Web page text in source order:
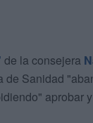
de la consejera
de Sanidad
aprobar